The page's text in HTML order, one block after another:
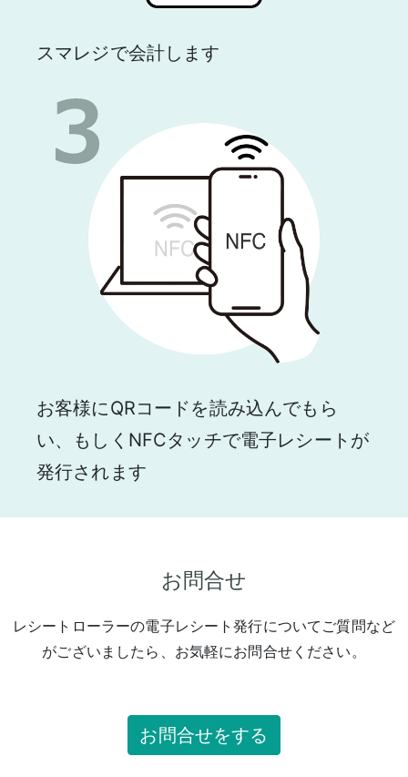
スマレジで会計します
お客様にQRコードを読み込んでもら
い、もしくNFCタッチで電子レシートが
発行されます
お問合せ
レシートローラーの電子レシート発行についてご質問など
がございましたら、お気軽にお問合せください。
お問合せをする